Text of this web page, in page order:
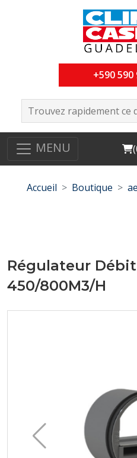
+590 590
MENU (
Accueil Boutique
Régulateur
450/800M3/H